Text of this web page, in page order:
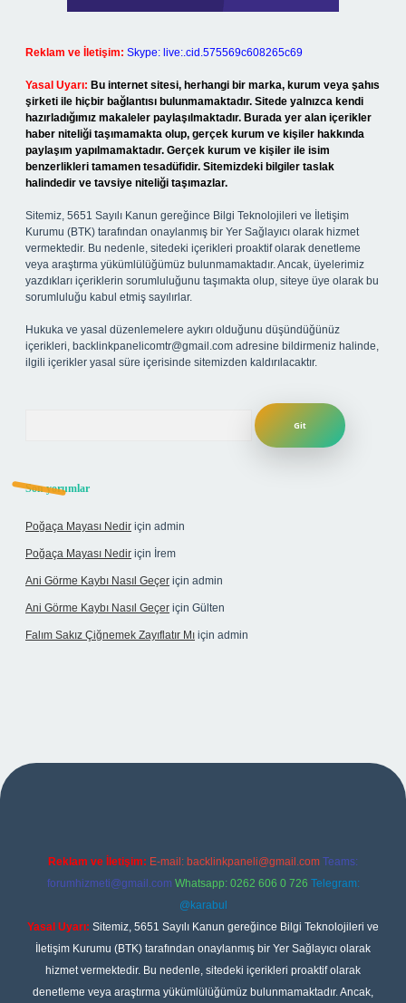
Reklam ve İletişim: Skype: live:.cid.575569c608265c69
Yasal Uyarı: Bu internet sitesi, herhangi bir marka, kurum veya şahıs
şirketi ile hiçbir bağlantısı bulunmamaktadır. Sitede yalnızca kendi
hazırladığımız makaleler paylaşılmaktadır. Burada yer alan içerikler
haber niteliği taşımamakta olup, gerçek kurum ve kişiler hakkında
paylaşım yapılmamaktadır. Gerçek kurum ve kişiler ile isim
benzerlikleri tamamen tesadüfidir. Sitemizdeki bilgiler taslak
halindedir ve tavsiye niteliği taşımazlar.
Sitemiz, 5651 Sayılı Kanun gereğince Bilgi Teknolojileri ve İletişim
Kurumu (BTK) tarafından onaylanmış bir Yer Sağlayıcı olarak hizmet
vermektedir. Bu nedenle, sitedeki içerikleri proaktif olarak denetleme
veya araştırma yükümlülüğümüz bulunmamaktadır. Ancak, üyelerimiz
yazdıkları içeriklerin sorumluluğunu taşımakta olup, siteye üye olarak bu
sorumluluğu kabul etmiş sayılırlar.
Hukuka ve yasal düzenlemelere aykırı olduğunu düşündüğünüz
içerikleri, backlinkpanelicomtr@gmail.com adresine bildirmeniz halinde,
ilgili içerikler yasal süre içerisinde sitemizden kaldırılacaktır.
Son yorumlar
Poğaça Mayası Nedir için admin
Poğaça Mayası Nedir için İrem
Ani Görme Kaybı Nasıl Geçer için admin
Ani Görme Kaybı Nasıl Geçer için Gülten
Falım Sakız Çiğnemek Zayıflatır Mı için admin
Reklam ve İletişim: E-mail: backlinkpaneli@gmail.com Teams:
forumhizmeti@gmail.com Whatsapp: 0262 606 0 726 Telegram:
@karabul
Yasal Uyarı: Sitemiz, 5651 Sayılı Kanun gereğince Bilgi Teknolojileri ve
İletişim Kurumu (BTK) tarafından onaylanmış bir Yer Sağlayıcı olarak
hizmet vermektedir. Bu nedenle, sitedeki içerikleri proaktif olarak
denetleme veya araştırma yükümlülüğümüz bulunmamaktadır. Ancak,